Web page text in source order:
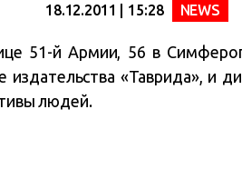
18.12.2011 | 15:28 NEWS
51-й Армии, 56 в
«Таврида», и
людей.